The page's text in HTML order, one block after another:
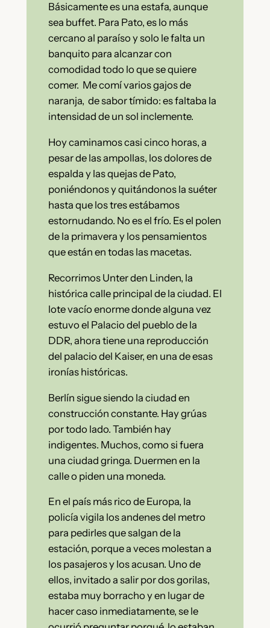
Básicamente es una estafa, aunque
sea buffet. Para Pato, es lo más
cercano al paraíso y solo le falta un
banquito para alcanzar con
comodidad todo lo que se quiere
comer. Me comí varios gajos de
naranja, de sabor tímido: es faltaba la
intensidad de un sol inclemente.
Hoy caminamos casi cinco horas, a
pesar de las ampollas, los dolores de
espalda y las quejas de Pato,
poniéndonos y quitándonos la suéter
hasta que los tres estábamos
estornudando. No es el frío. Es el polen
de la primavera y los pensamientos
que están en todas las macetas.
Recorrimos Unter den Linden, la
histórica calle principal de la ciudad. El
lote vacío enorme donde alguna vez
estuvo el Palacio del pueblo de la
DDR, ahora tiene una reproducción
del palacio del Kaiser, en una de esas
ironías históricas.
Berlín sigue siendo la ciudad en
construcción constante. Hay grúas
por todo lado. También hay
indigentes. Muchos, como si fuera
una ciudad gringa. Duermen en la
calle o piden una moneda.
En el país más rico de Europa, la
policía vigila los andenes del metro
para pedirles que salgan de la
estación, porque a veces molestan a
los pasajeros y los acusan. Uno de
ellos, invitado a salir por dos gorilas,
estaba muy borracho y en lugar de
hacer caso inmediatamente, se le